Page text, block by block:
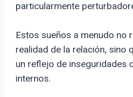
particularmente
Estos sueños a menudo no
realidad de la relación, sino
un reflejo de inseguridades
internos.